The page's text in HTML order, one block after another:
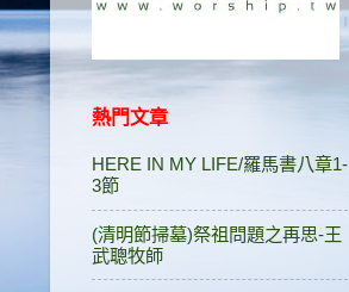
熱門文章
HERE IN MY LIFE/羅馬書八章1-
3節
(清明節掃墓)祭祖問題之再思-王
武聰牧師